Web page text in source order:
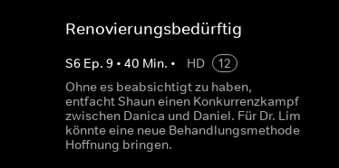
Renovierungsbedürftig
S6 Ep. 9 • 40 Min. • HD
12
Ohne es beabsichtigt zu haben,
entfacht Shaun einen Konkurrenzkampf
zwischen Danica und Daniel. Für Dr. Lim
könnte eine neue Behandlungsmethode
Hoffnung bringen.